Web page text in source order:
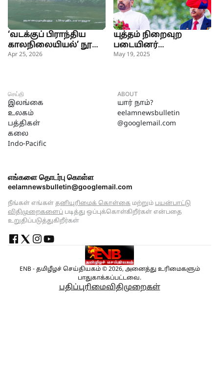
‘வடக்குப் பிராந்திய
காலநிலையியல்’ நூல்
வெளியீடு
Apr 25, 2026
யுத்தம் நிறைவுற
படையினர்
உயிர்த்தியாகம்
May 19, 2025
செய்தி
இலங்கை
உலகம்
பத்திகள்
கலை
Indo-Pacific
ABOUT
யார் நாம்?
eelamnewsbulletin
@googlemail.com
எங்களை தொடர்பு கொள்ள
eelamnewsbulletin@googlemail.com
நீங்கள் எங்கள் தனியுரிமைக் கொள்கை மற்றும் பயன்பாட்டு
விதிமுறைகளைப் படித்து ஒப்புக்கொள்கிறீர்கள் என்பதை
உறுதிப்படுத்துகிறீர்கள்
ENB - தமிழீழச் செய்தியகம் © 2026, அனைத்து உரிமைகளும்
பாதுகாக்கப்பட்டவை.
பதிப்புரிமைவிதிமுறைகள்